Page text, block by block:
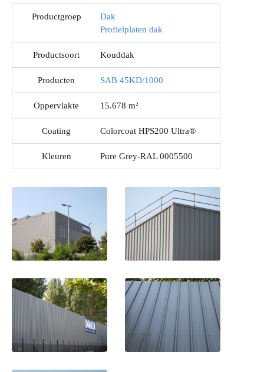
Productgroep
Dak
Profielplaten dak
Productsoort Kouddak
Producten SAB 45KD/1000
Oppervlakte 15.678 m²
Coating Colorcoat HPS200 Ultra®
Kleuren Pure Grey-RAL 0005500